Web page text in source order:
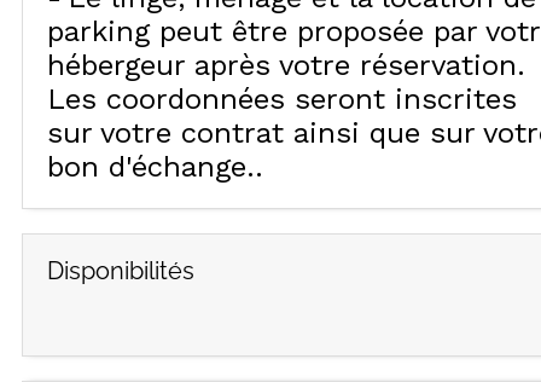
parking peut être proposée par
hébergeur après votre réservation.
Les coordonnées seront inscrites
sur votre contrat ainsi que sur
bon d'échange.
Disponibilités